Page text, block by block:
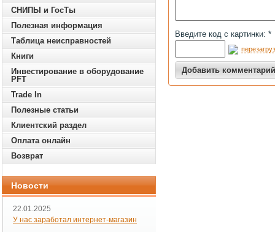
Введите код с картинки: *
СНИПЫ и ГосТы
Полезная информация
Таблица неисправностей
Книги
Инвестирование в оборудование
PFT
Trade In
Полезные статьи
Клиентский раздел
Оплата онлайн
Возврат
Новости
22.01.2025
У нас заработал интернет-магазин